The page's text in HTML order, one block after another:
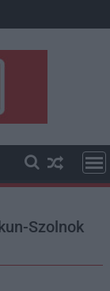
Szolnok